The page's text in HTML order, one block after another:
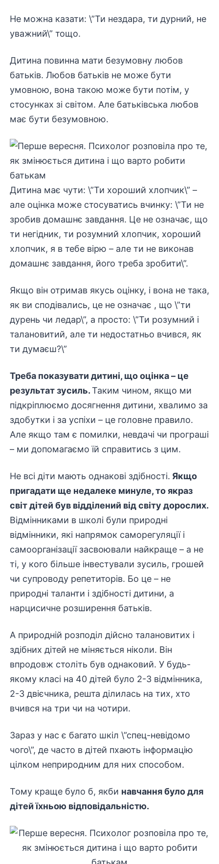
Не можна казати: \”Ти нездара, ти дурний, не
уважний\” тощо.
Дитина повинна мати безумовну любов
батьків. Любов батьків не може бути
умовною, вона такою може бути потім, у
стосунках зі світом. Але батьківська любов
має бути безумовною.
Дитина має чути: \”Ти хороший хлопчик\” –
але оцінка може стосуватись вчинку: \”Ти не
зробив домашнє завдання. Це не означає, що
ти негідник, ти розумний хлопчик, хороший
хлопчик, я в тебе вірю – але ти не виконав
домашнє завдання, його треба зробити\”.
Якщо він отримав якусь оцінку, і вона не така,
як ви сподівались, це не означає , що \”ти
дурень чи ледар\”, а просто: \”Ти розумний і
талановитий, але ти недостатньо вчився, як
ти думаєш?\”
Треба показувати дитині, що оцінка – це
результат зусиль.Таким чином, якщо ми
підкріплюємо досягнення дитини, хвалимо за
здобутки і за успіхи – це головне правило.
Але якщо там є помилки, невдачі чи програші
– ми допомагаємо їй справитись з цим.
Не всі діти мають однакові здібності. Якщо
пригадати ще недалеке минуле, то якраз
світ дітей був відділений від світу дорослих.
Відмінниками в школі були природні
відмінники, які напрямок саморегуляції і
самоорганізації засвоювали найкраще – а не
ті, у кого більше інвестували зусиль, грошей
чи супроводу репетиторів. Бо це – не
природні таланти і здібності дитини, а
нарцисичне розширення батьків.
А природній розподіл дійсно талановитих і
здібних дітей не міняється ніколи. Він
впродовж століть був однаковий. У будь-
якому класі на 40 дітей було 2-3 відмінника,
2-3 двієчника, решта ділилась на тих, хто
вчився на три чи на чотири.
Зараз у нас є багато шкіл \”спец-невідомо
чого\”, де часто в дітей пхають інформацію
цілком неприродним для них способом.
Тому краще було б, якби навчання було для
дітей їхньою відповідальністю.